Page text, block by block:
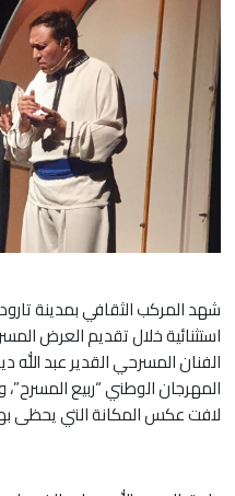
شهد المركب الثقافي بمدينة
استثنائية خلال تقديم العرض
الفنان المسرحي القدير عبد
المهرجان الوطني “ربيع
لافت عكس المكانة التي يحظى